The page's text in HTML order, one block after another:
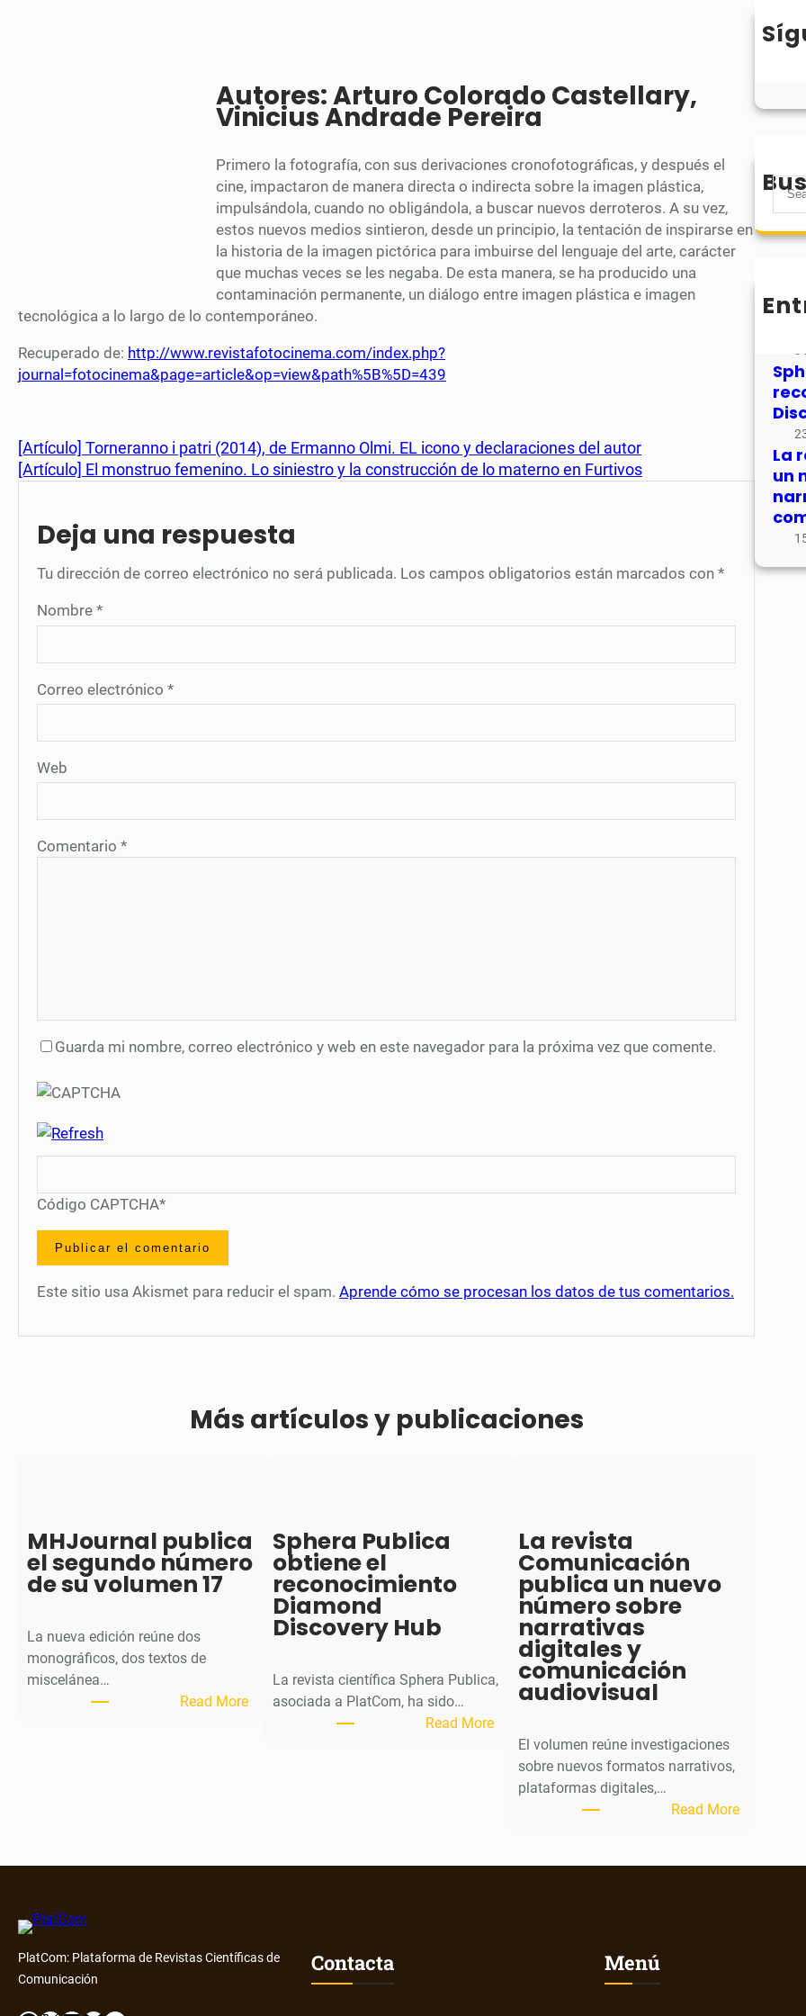
Autores: Arturo Colorado Castellary,
Vinicius Andrade Pereira
Primero la fotografía, con sus derivaciones cronofotográficas, y después el
cine, impactaron de manera directa o indirecta sobre la imagen plástica,
impulsándola, cuando no obligándola, a buscar nuevos derroteros. A su vez,
estos nuevos medios sintieron, desde un principio, la tentación de inspirarse en
la historia de la imagen pictórica para imbuirse del lenguaje del arte, carácter
que muchas veces se les negaba. De esta manera, se ha producido una
contaminación permanente, un diálogo entre imagen plástica e imagen
tecnológica a lo largo de lo contemporáneo.
Recuperado de: http://www.revistafotocinema.com/index.php?
journal=fotocinema&page=article&op=view&path%5B%5D=439
[Artículo] Torneranno i patri (2014), de Ermanno Olmi. EL icono y declaraciones del autor
[Artículo] El monstruo femenino. Lo siniestro y la construcción de lo materno en Furtivos
Deja una respuesta
Tu dirección de correo electrónico no será publicada. Los campos obligatorios están marcados con *
Nombre *
Correo electrónico *
Web
Comentario *
Guarda mi nombre, correo electrónico y web en este navegador para la próxima vez que comente.
Código CAPTCHA*
Este sitio usa Akismet para reducir el spam. Aprende cómo se procesan los datos de tus comentarios.
Más artículos y publicaciones
MHJournal publica
el segundo número
de su volumen 17
La nueva edición reúne dos
monográficos, dos textos de
miscelánea…
Read More:
b
Sphera Publica
obtiene el
reconocimiento
Diamond
Discovery Hub
La revista científica Sphera Publica,
asociada a PlatCom, ha sido…
Read More:
La revista
Comunicación
publica un nuevo
número sobre
narrativas
digitales y
comunicación
audiovisual
El volumen reúne investigaciones
sobre nuevos formatos narrativos,
plataformas digitales,…
Read More:
S
a
h
La
un
PlatCom: Plataforma de Revistas Científicas de
Comunicación
Contacta Menú